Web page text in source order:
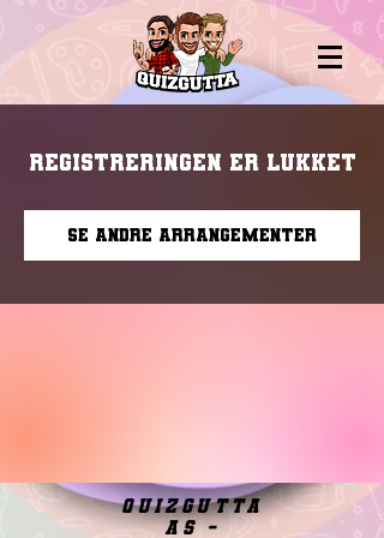
Registreringen er lukket
Se andre arrangementer
quizgutta
as -